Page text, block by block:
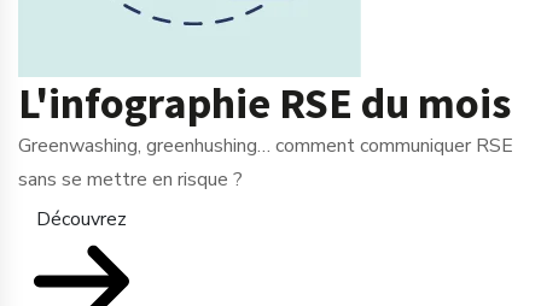
L'infographie RSE du mois
Greenwashing, greenhushing… comment communiquer RSE
sans se mettre en risque ?
Découvrez